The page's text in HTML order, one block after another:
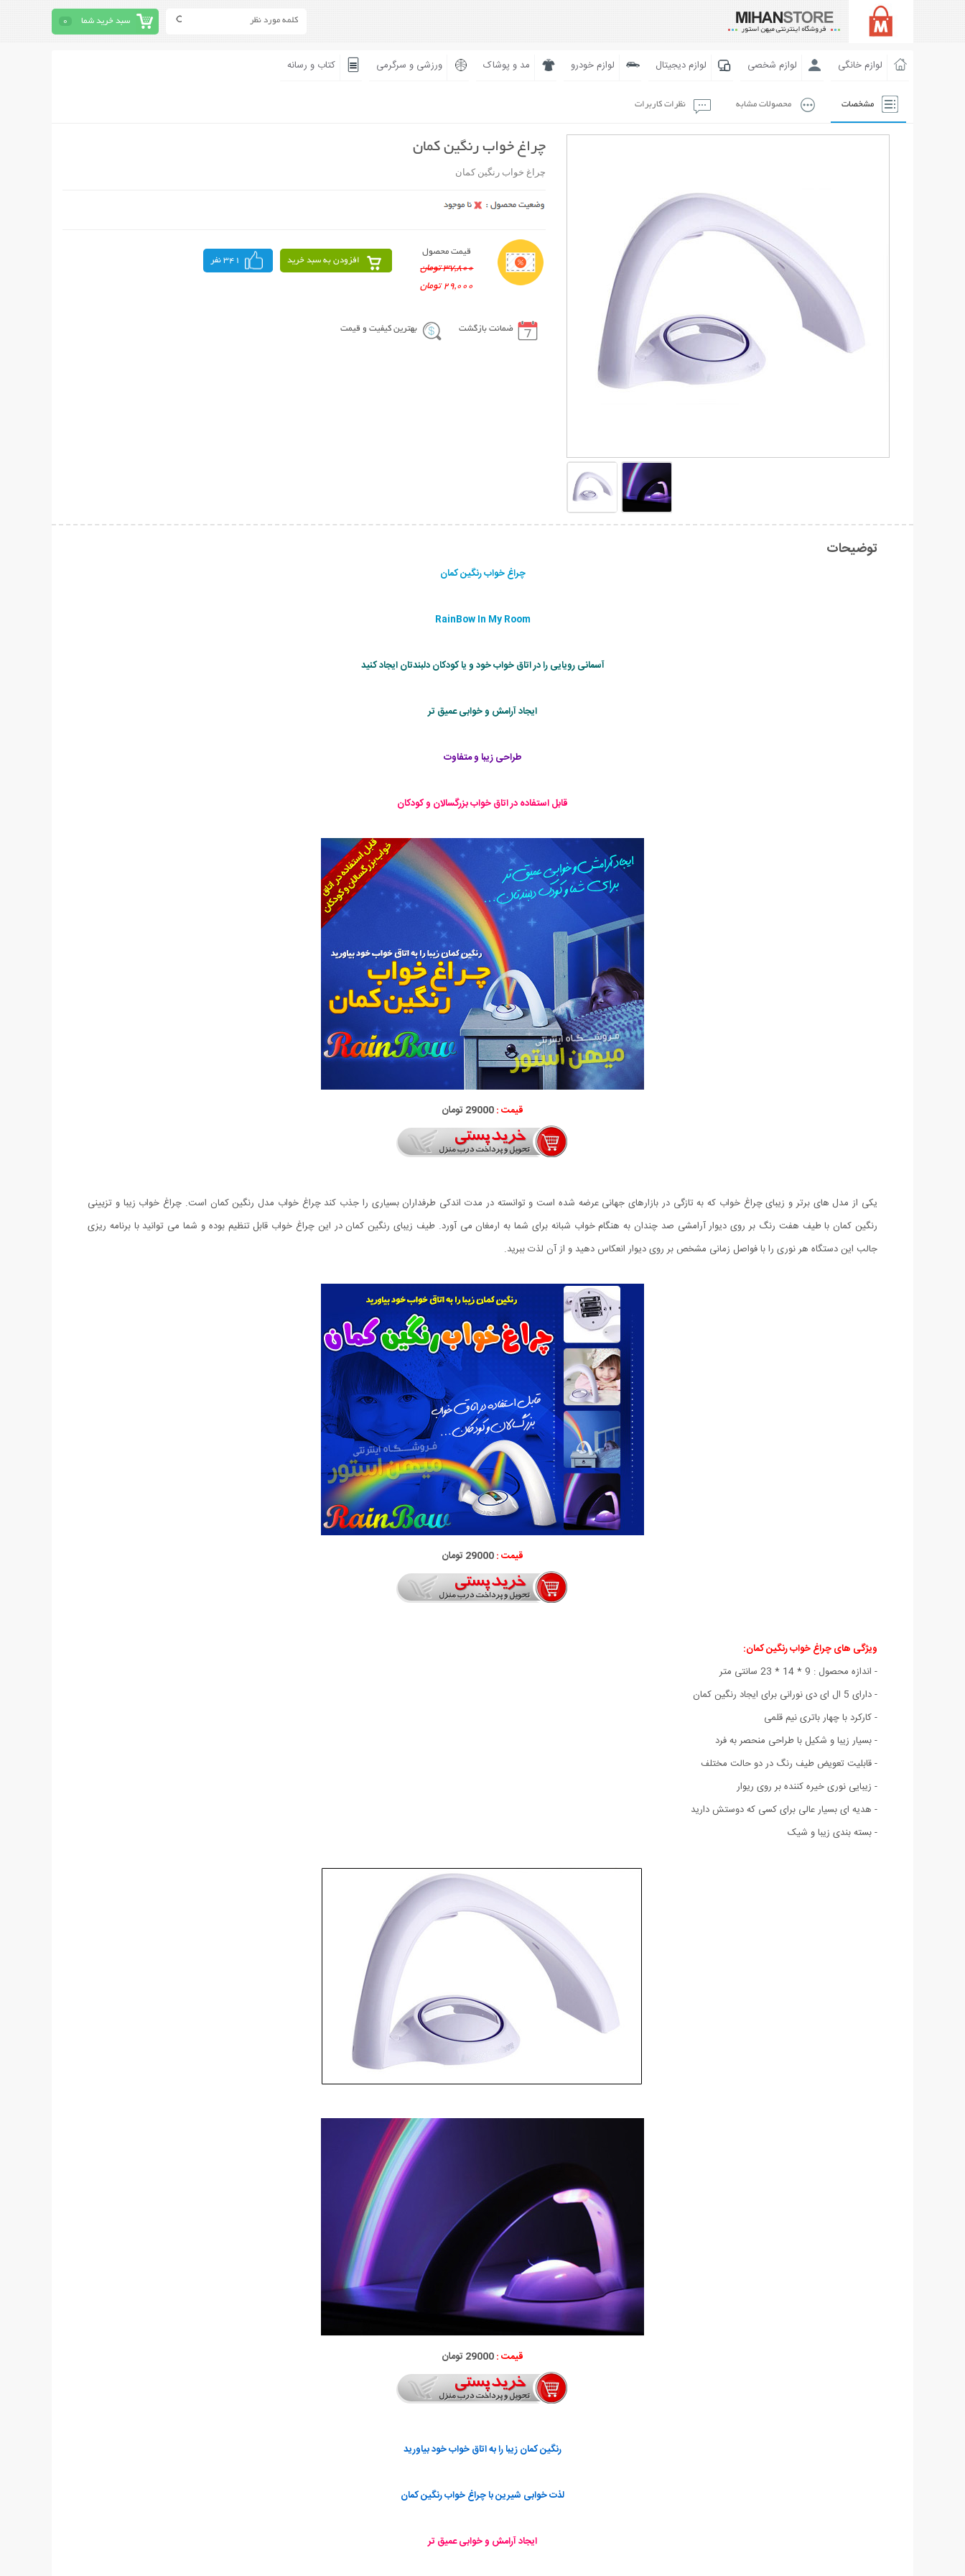
سبد خرید شما 0
لوازم خانگی لوازم شخصی لوازم دیجیتال لوازم خودرو مد و پوشاک ورزشی و سرگرمی کتاب و رسانه
مشخصات محصولات مشابه نظرات کاربرات
چراغ خواب رنگین کمان
چراغ خواب رنگین کمان
قیمت محصول
37,800 تومان
29,000 تومان
افزودن به سبد خرید 341 نفر
ضمانت بازگشت بهترین کیفیت و قیمت
توضیحات
چراغ خواب رنگین کمان
RainBow In My Room
آسمانی رویایی را در اتاق خواب خود و یا کودکان دلبندتان ایجاد کنید
ایجاد آرامش و خوابی عمیق تر
طراحی زیبا و متفاوت
قابل استفاده در اتاق خواب بزرگسالان و كودكان
قیمت :29000 تومان
یکی از مدل های برتر و زیبای چراغ خواب که به تازگی در بازارهای جهانی عرضه شده است و توانسته در مدت اندکی طرفداران بسیاری را جذب کند چراغ خواب مدل رنگین کمان است. چراغ خواب زیبا و تزیینی
رنگین كمان با طیف هفت رنگ بر روی دیوار آرامشی صد چندان به هنگام خواب شبانه برای شما به ارمغان می آورد. طیف زیبای رنگین كمان در این چراغ خواب قابل تنظیم بوده و شما می توانید با برنامه ریزی
جالب این دستگاه هر نوری را با فواصل زمانی مشخص بر روی دیوار انعكاس دهید و از آن لذت ببرید.
قیمت :29000 تومان
ویژگی های چراغ خواب رنگین کمان:
- اندازه محصول : 9 * 14 * 23 سانتی متر
- دارای 5 ال ای دی نورانی برای ایجاد رنگین کمان
- کارکرد با چهار باتری نیم قلمی
- بسیار زیبا و شکیل با طراحی منحصر به فرد
- قابلیت تعویض طیف رنگ در دو حالت مختلف
- زیبایی نوری خیره کننده بر روی ریوار
- هدیه ای بسیار عالی برای کسی که دوستش دارید
- بسته بندی زیبا و شیک
قیمت :29000 تومان
رنگین کمان زیبا را به اتاق خواب خود بیاورید
لذت خوابی شیرین با چراغ خواب رنگین کمان
ایجاد آرامش و خوابی عمیق تر